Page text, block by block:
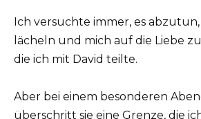
Ich versuchte immer, es
lächeln und mich auf die Liebe
die ich mit David teilte.
Aber bei einem besonderen
überschritt sie eine Grenze, die